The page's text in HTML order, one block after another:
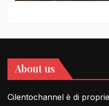
About us
Cilentochannel è di